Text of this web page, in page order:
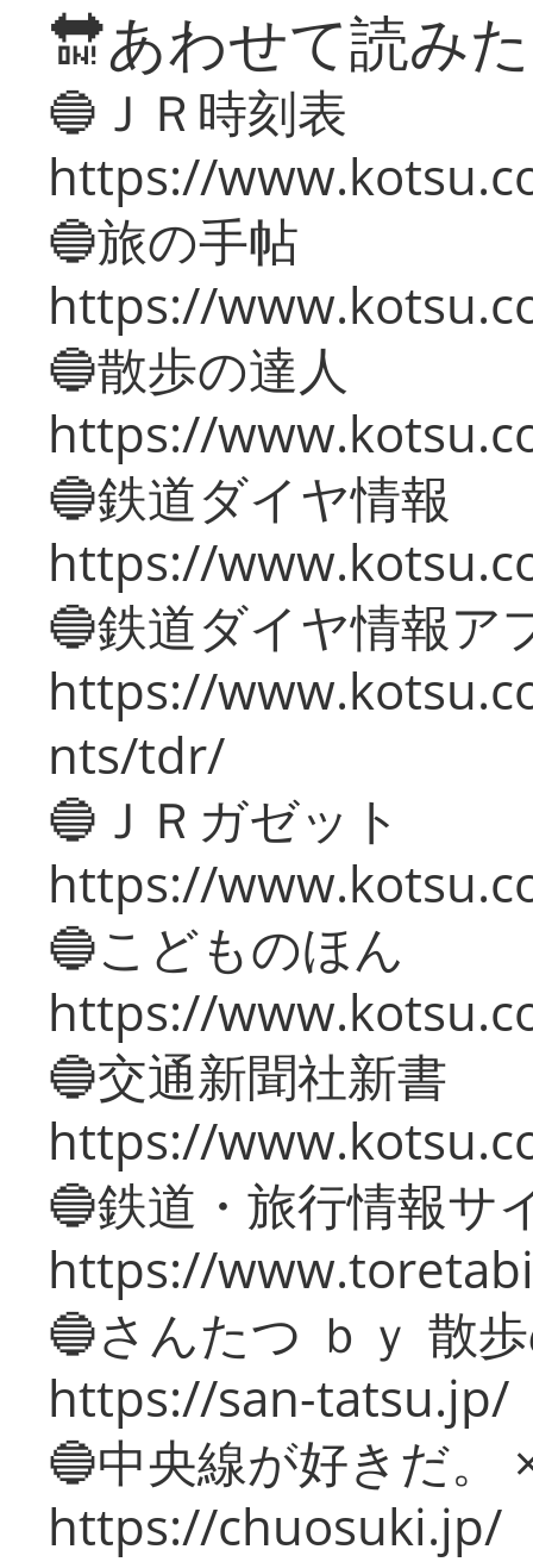
🔛あわせて読み
🔵ＪＲ時刻表
https://
🔵旅の手帖
https://
🔵散歩の達人
https://
🔵鉄道ダイヤ情報
https://
🔵鉄道ダイヤ情報ア
https://
nts/tdr/
🔵ＪＲガゼット
https://
🔵こどものほん
https://
🔵交通新聞社新書
https://
🔵鉄道・旅行情報サ
https://
🔵さんたつ ｂｙ 散
https://san-tatsu.jp/
🔵中央線が好きだ。
https://chuosuki.jp/